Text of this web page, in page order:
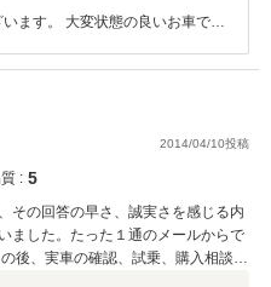
ます。 大変状態の良いお車です
しく思います。 良質な車両を扱
うことだということをいつも念
す。 この度は誠にありがとうご
2014/04/10投稿
: 5
その回答の早さ、誠実さを感じる内
ました。たった１通のメールからで
違いなかったと確信に至りました。